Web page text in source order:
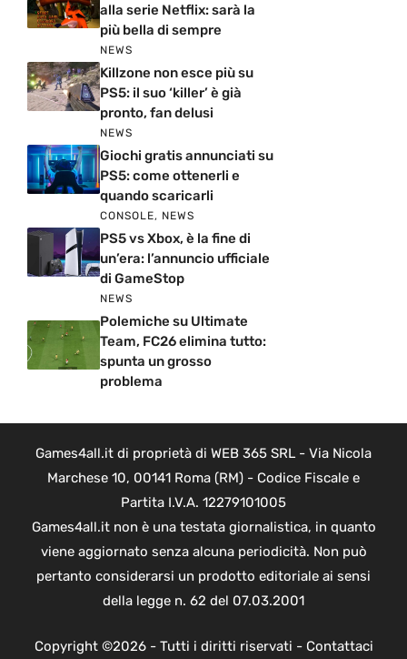
alla serie Netflix: sarà la
più bella di sempre
NEWS
Killzone non esce più su
PS5: il suo ‘killer’ è già
pronto, fan delusi
NEWS
Giochi gratis annunciati su
PS5: come ottenerli e
quando scaricarli
CONSOLE, NEWS
PS5 vs Xbox, è la fine di
un’era: l’annuncio ufficiale
di GameStop
NEWS
Polemiche su Ultimate
Team, FC26 elimina tutto:
spunta un grosso
problema
Games4all.it di proprietà di WEB 365 SRL - Via Nicola
Marchese 10, 00141 Roma (RM) - Codice Fiscale e
Partita I.V.A. 12279101005
Games4all.it non è una testata giornalistica, in quanto
viene aggiornato senza alcuna periodicità. Non può
pertanto considerarsi un prodotto editoriale ai sensi
della legge n. 62 del 07.03.2001
Copyright ©2026 - Tutti i diritti riservati - Contattaci